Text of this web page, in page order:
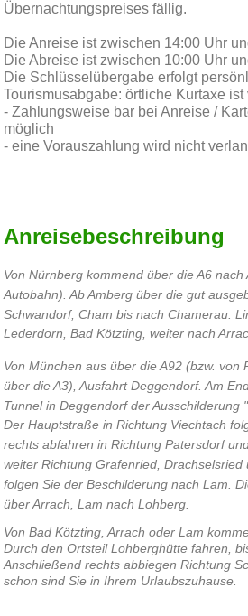
Übernachtungspreises fällig.
Die Anreise ist zwischen 14:00 Uhr
Die Abreise ist zwischen 10:00 Uhr
Die Schlüsselübergabe erfolgt
Tourismusabgabe: örtliche Kurtaxe ist
- Zahlungsweise bar bei Anreise /
möglich
- eine Vorauszahlung wird nicht
Anreisebeschreibung
Von Nürnberg kommend über die A6
Autobahn). Ab Amberg über die gut
Schwandorf, Cham bis nach Chamerau.
Lederdorn, Bad Kötzting, weiter nach
Von München aus über die A92 (bzw. von
über die A3), Ausfahrt Deggendorf. Am
Tunnel in Deggendorf der Ausschilderung
Der Hauptstraße in Richtung Viechtach
rechts abfahren in Richtung Patersdorf
weiter Richtung Grafenried, Drachselsried
folgen Sie der Beschilderung nach Lam.
über Arrach, Lam nach Lohberg.
Von Bad Kötzting, Arrach oder Lam
Durch den Ortsteil Lohberghütte fahren,
Anschließend rechts abbiegen Richtung
schon sind Sie in Ihrem Urlaubszuhause.